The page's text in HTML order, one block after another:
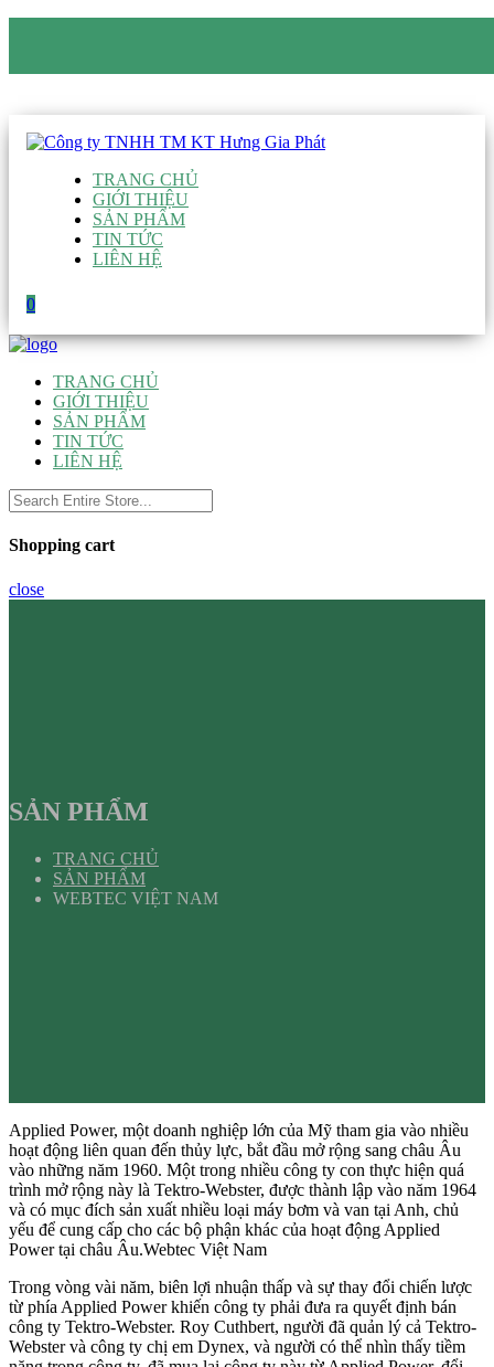
TRANG CHỦ
GIỚI THIỆU
SẢN PHẨM
TIN TỨC
LIÊN HỆ
0
TRANG CHỦ
GIỚI THIỆU
SẢN PHẨM
TIN TỨC
LIÊN HỆ
Shopping cart
close
SẢN PHẨM
TRANG CHỦ
SẢN PHẨM
WEBTEC VIỆT NAM
Applied Power, một doanh nghiệp lớn của Mỹ tham gia vào nhiều
hoạt động liên quan đến thủy lực, bắt đầu mở rộng sang châu Âu
vào những năm 1960. Một trong nhiều công ty con thực hiện quá
trình mở rộng này là Tektro-Webster, được thành lập vào năm 1964
và có mục đích sản xuất nhiều loại máy bơm và van tại Anh, chủ
yếu để cung cấp cho các bộ phận khác của hoạt động Applied
Power tại châu Âu.Webtec Việt Nam
Trong vòng vài năm, biên lợi nhuận thấp và sự thay đổi chiến lược
từ phía Applied Power khiến công ty phải đưa ra quyết định bán
công ty Tektro-Webster. Roy Cuthbert, người đã quản lý cả Tektro-
Webster và công ty chị em Dynex, và người có thể nhìn thấy tiềm